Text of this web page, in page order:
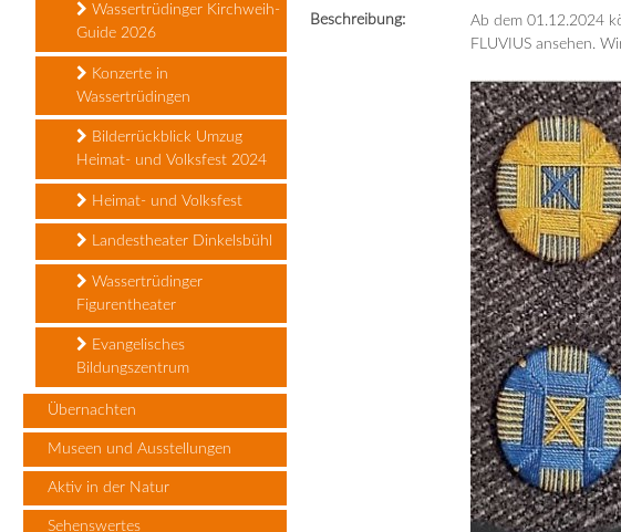
Wassertrüdinger Kirchweih-
Guide 2026
Konzerte in
Wassertrüdingen
Bilderrückblick Umzug
Heimat- und Volksfest 2024
Heimat- und Volksfest
Landestheater Dinkelsbühl
Wassertrüdinger
Figurentheater
Evangelisches
Bildungszentrum
Übernachten
Museen und Ausstellungen
Aktiv in der Natur
Sehenswertes
Beschreibung: Ab dem 01.12.2024
FLUVIUS ansehen.